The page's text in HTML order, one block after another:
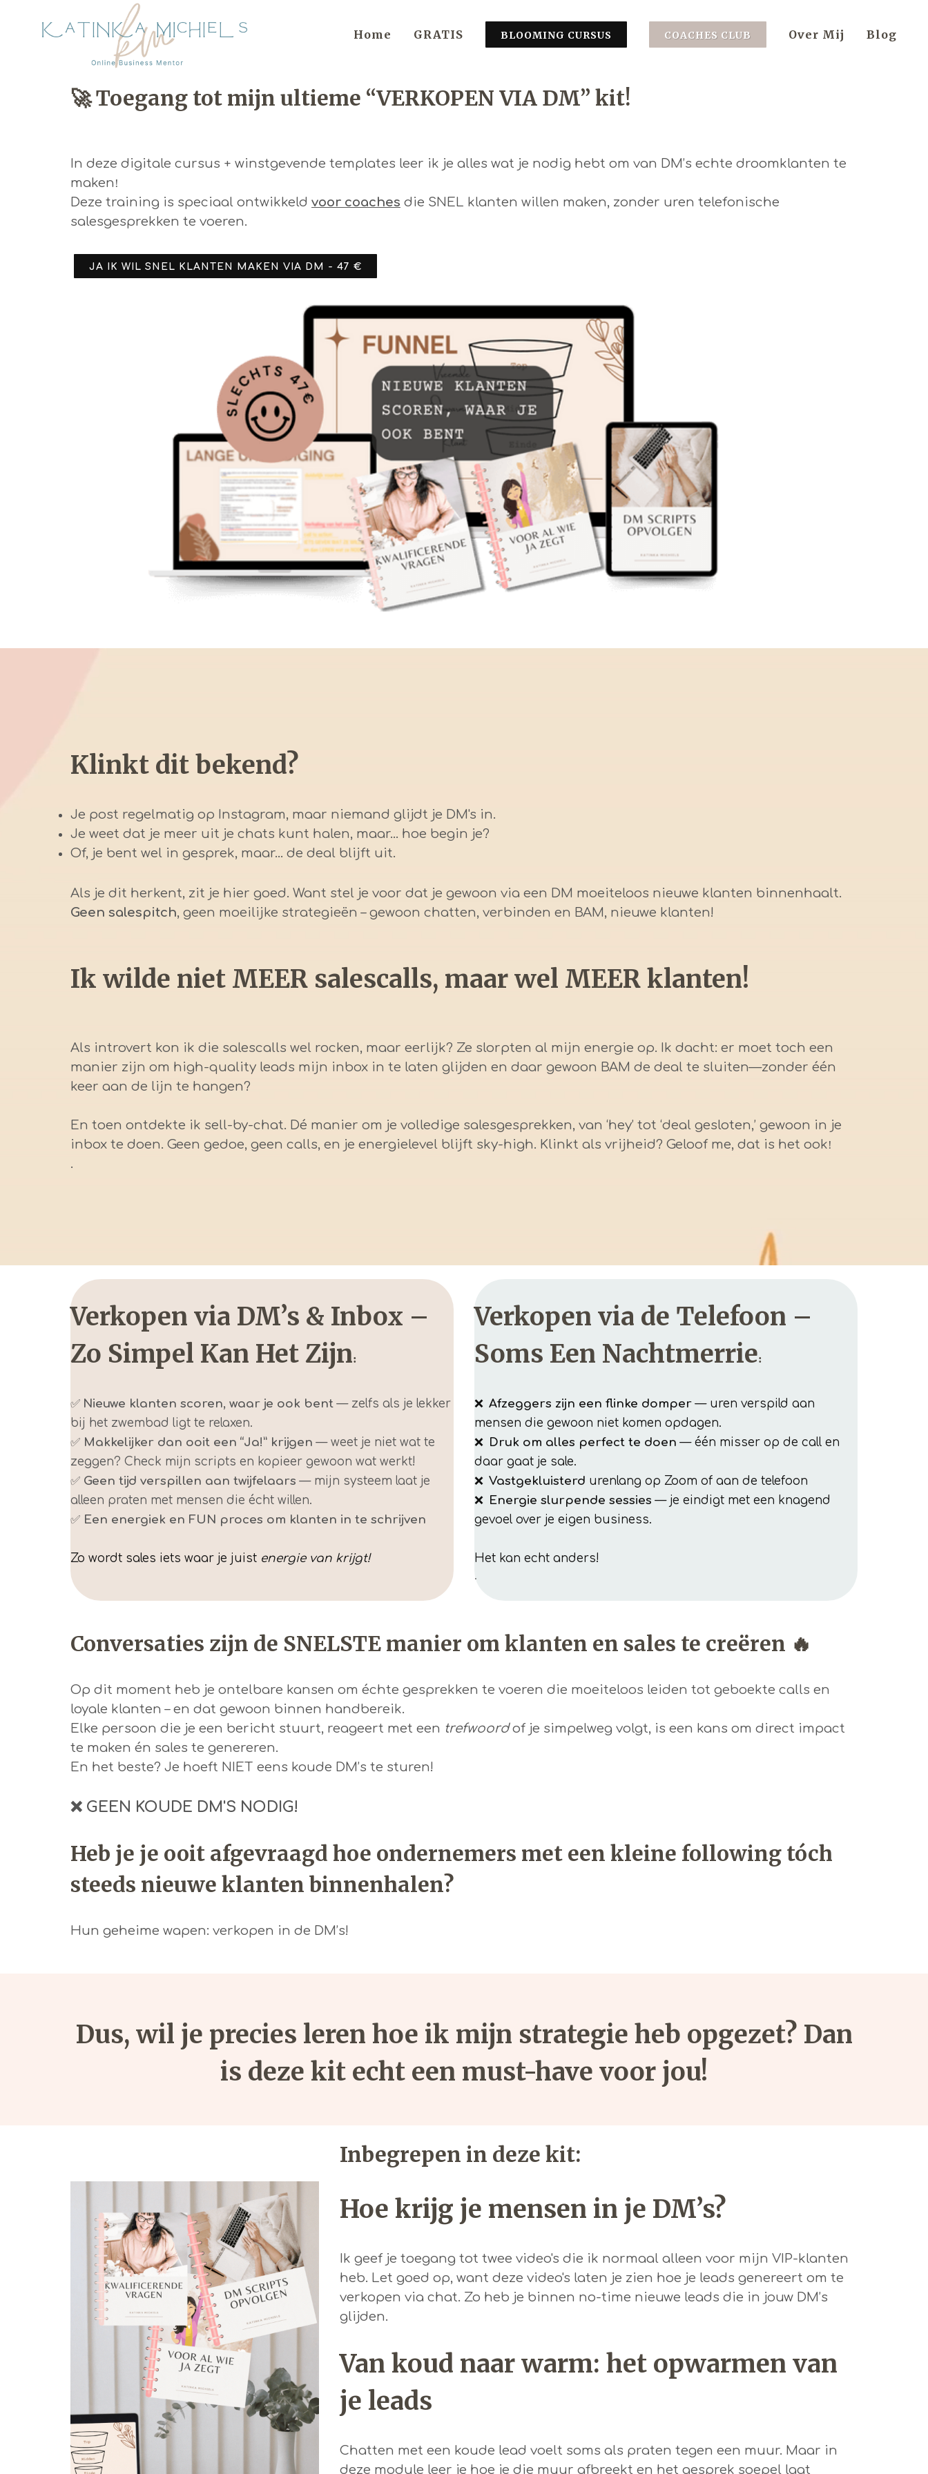
Home GRATIS BLOOMING CURSUS COACHES CLUB Over Mij Blog
🚀 Toegang tot mijn ultieme “VERKOPEN VIA DM” kit!
In deze digitale cursus + winstgevende templates leer ik je alles wat je nodig hebt om van DM’s echte droomklanten te
maken !
Deze training is speciaal ontwikkeld voor coaches die SNEL klanten willen maken, zonder uren telefonische
salesgesprekken te voeren.
JA IK WIL SNEL KLANTEN MAKEN VIA DM - 47 €
Klinkt dit bekend?
Je post regelmatig op Instagram, maar niemand glijdt je DM's in.
Je weet dat je meer uit je chats kunt halen, maar... hoe begin je?
Of, je bent wel in gesprek, maar... de deal blijft uit.
Als je dit herkent, zit je hier goed. Want stel je voor dat je gewoon via een DM moeiteloos nieuwe klanten binnenhaalt.
Geen salespitch, geen moeilijke strategieën – gewoon chatten, verbinden en BAM, nieuwe klanten!
Ik wilde niet MEER salescalls, maar wel MEER klanten!
Als introvert kon ik die salescalls wel rocken, maar eerlijk? Ze slorpten al mijn energie op. Ik dacht: er moet toch een
manier zijn om high-quality leads mijn inbox in te laten glijden en daar gewoon BAM de deal te sluiten—zonder één
keer aan de lijn te hangen?
En toen ontdekte ik sell-by-chat. Dé manier om je volledige salesgesprekken, van ‘hey’ tot ‘deal gesloten,’ gewoon in je
inbox te doen. Geen gedoe, geen calls, en je energielevel blijft sky-high. Klinkt als vrijheid? Geloof me, dat is het ook!
.
Verkopen via DM’s & Inbox –
Zo Simpel Kan Het Zijn:
✅ Nieuwe klanten scoren, waar je ook bent — zelfs als je lekker
bij het zwembad ligt te relaxen.
✅ Makkelijker dan ooit een “Ja!” krijgen — weet je niet wat te
zeggen? Check mijn scripts en kopieer gewoon wat werkt!
✅ Geen tijd verspillen aan twijfelaars — mijn systeem laat je
alleen praten met mensen die écht willen.
✅ Een energiek en FUN proces om klanten in te schrijven
Zo wordt sales iets waar je juist energie van krijgt!
Verkopen via de Telefoon –
Soms Een Nachtmerrie:
❌ Afzeggers zijn een flinke domper — uren verspild aan
mensen die gewoon niet komen opdagen.
❌ Druk om alles perfect te doen — één misser op de call en
daar gaat je sale.
❌ Vastgekluisterd urenlang op Zoom of aan de telefoon
❌ Energie slurpende sessies — je eindigt met een knagend
gevoel over je eigen business.
Het kan echt anders!
.
Conversaties zijn de SNELSTE manier om klanten en sales te creëren 🔥
Op dit moment heb je ontelbare kansen om échte gesprekken te voeren die moeiteloos leiden tot geboekte calls en
loyale klanten – en dat gewoon binnen handbereik.
Elke persoon die je een bericht stuurt, reageert met een trefwoordof je simpelweg volgt, is een kans om direct impact
te maken én sales te genereren.
En het beste? Je hoeft NIET eens koude DM’s te sturen!
❌ GEEN KOUDE DM'S NODIG!
Heb je je ooit afgevraagd hoe ondernemers met een kleine following tóch
steeds nieuwe klanten binnenhalen?
Hun geheime wapen: verkopen in de DM’s!
Dus, wil je precies leren hoe ik mijn strategie heb opgezet? Dan
is deze kit echt een must-have voor jou!
Inbegrepen in deze kit:
Hoe krijg je mensen in je DM’s?
Ik geef je toegang tot twee video's die ik normaal alleen voor mijn VIP-klanten
heb. Let goed op, want deze video's laten je zien hoe je leads genereert om te
verkopen via chat. Zo heb je binnen no-time nieuwe leads die in jouw DM’s
glijden.
Van koud naar warm: het opwarmen van
je leads
Chatten met een koude lead voelt soms als praten tegen een muur. Maar in
deze module leer je hoe je die muur afbreekt en het gesprek soepel laat